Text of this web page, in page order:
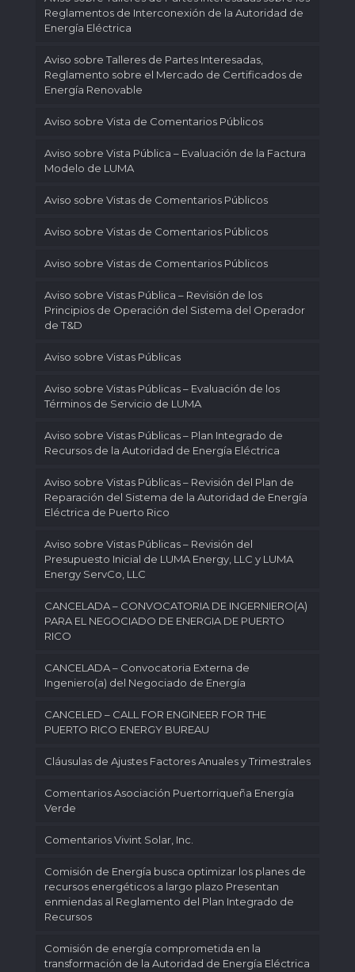
Reglamentos de Interconexión de la Autoridad de
Energía Eléctrica
Aviso sobre Talleres de Partes Interesadas,
Reglamento sobre el Mercado de Certificados de
Energía Renovable
Aviso sobre Vista de Comentarios Públicos
Aviso sobre Vista Pública – Evaluación de la Factura
Modelo de LUMA
Aviso sobre Vistas de Comentarios Públicos
Aviso sobre Vistas de Comentarios Públicos
Aviso sobre Vistas de Comentarios Públicos
Aviso sobre Vistas Pública – Revisión de los
Principios de Operación del Sistema del Operador
de T&D
Aviso sobre Vistas Públicas
Aviso sobre Vistas Públicas – Evaluación de los
Términos de Servicio de LUMA
Aviso sobre Vistas Públicas – Plan Integrado de
Recursos de la Autoridad de Energía Eléctrica
Aviso sobre Vistas Públicas – Revisión del Plan de
Reparación del Sistema de la Autoridad de Energía
Eléctrica de Puerto Rico
Aviso sobre Vistas Públicas – Revisión del
Presupuesto Inicial de LUMA Energy, LLC y LUMA
Energy ServCo, LLC
CANCELADA – CONVOCATORIA DE INGERNIERO(A)
PARA EL NEGOCIADO DE ENERGIA DE PUERTO
RICO
CANCELADA – Convocatoria Externa de
Ingeniero(a) del Negociado de Energía
CANCELED – CALL FOR ENGINEER FOR THE
PUERTO RICO ENERGY BUREAU
Cláusulas de Ajustes Factores Anuales y Trimestrales
Comentarios Asociación Puertorriqueña Energía
Verde
Comentarios Vivint Solar, Inc.
Comisión de Energía busca optimizar los planes de
recursos energéticos a largo plazo Presentan
enmiendas al Reglamento del Plan Integrado de
Recursos
Comisión de energía comprometida en la
transformación de la Autoridad de Energía Eléctrica